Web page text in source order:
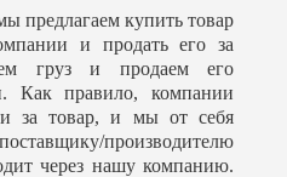
предлагаем купить товар
и продать его за
груз и продаем его
Как правило, компании
за товар, и мы от себя
производителю
через нашу компанию.